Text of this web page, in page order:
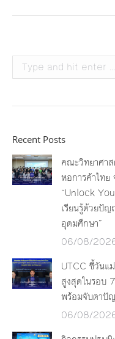
Search:
Recent Posts
คณะวิทยาศาส
หอการค้าไทย
“Unlock
เรียนรู้ด้วยปั
อุดมศึกษา”
06/08/
UTCC ชี้วันแ
สูงสุดในรอบ
พร้อมจับตาปัญ
06/08/